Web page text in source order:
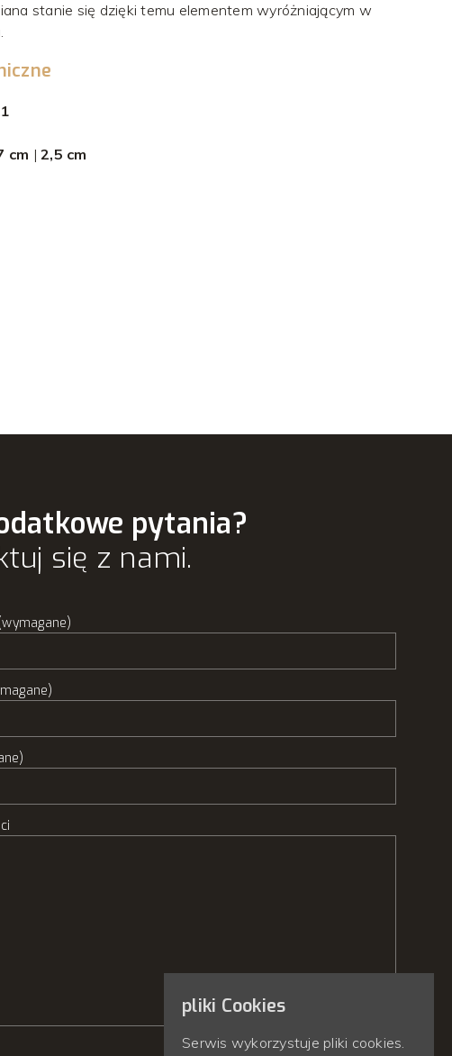
stanie się dzięki temu elementem wyróżniającym w
cm | 2,5 cm
pytania?
się z nami.
pliki Cookies
Serwis wykorzystuje pliki cookies.